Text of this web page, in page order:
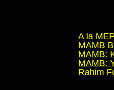
A la MEP
MAMB
MAMB:
MAMB:
Rahim